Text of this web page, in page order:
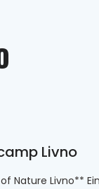
Livno
Nature Livno**